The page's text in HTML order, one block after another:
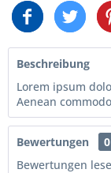
Beschreibung
Lorem ipsum
Aenean
Bewertungen
0
Bewertungen